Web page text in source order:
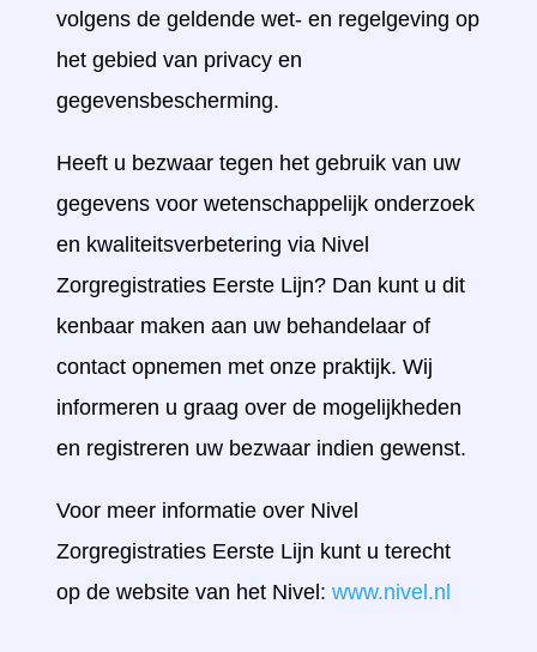
volgens de geldende wet- en regelgeving op
het gebied van privacy en
gegevensbescherming.
Heeft u bezwaar tegen het gebruik van uw
gegevens voor wetenschappelijk onderzoek
en kwaliteitsverbetering via Nivel
Zorgregistraties Eerste Lijn? Dan kunt u dit
kenbaar maken aan uw behandelaar of
contact opnemen met onze praktijk. Wij
informeren u graag over de mogelijkheden
en registreren uw bezwaar indien gewenst.
Voor meer informatie over Nivel
Zorgregistraties Eerste Lijn kunt u terecht
op de website van het Nivel:www.nivel.nl